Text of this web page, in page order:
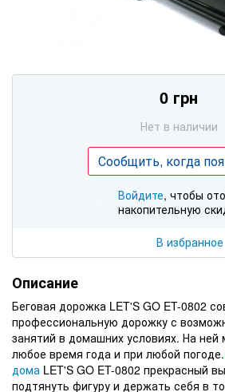
0 грн
Нет в наличии
Сообщить, когда
Войдите, чтобы
накопительную
В избранное
Описание
Беговая дорожка LET'S GO ET-0802
профессиональную дорожку с
занятий в домашних условиях. На
любое время года и при любой погоде.
дома LET'S GO ET-0802 прекрасный
подтянуть фигуру и держать себя в